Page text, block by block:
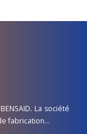
La société
fabrication…